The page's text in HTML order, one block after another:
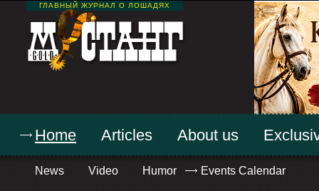
ГЛАВНЫЙ ЖУРНАЛ О ЛОШАДЯХ
Home
News Video Humor Events Calendar
Articles About us